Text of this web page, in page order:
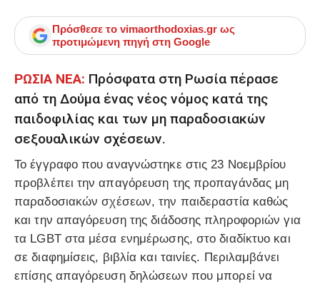
Πρόσθεσε το vimaorthodoxias.gr ως
προτιμώμενη πηγή στη Google
ΡΩΣΙΑ ΝΕΑ: Πρόσφατα στη Ρωσία πέρασε
από τη Δούμα ένας νέος νόμος κατά της
παιδοφιλίας και των μη παραδοσιακών
σεξουαλικών σχέσεων.
Το έγγραφο που αναγνώστηκε στις 23 Νοεμβρίου
προβλέπει την απαγόρευση της προπαγάνδας μη
παραδοσιακών σχέσεων, την παιδεραστία καθώς
και την απαγόρευση της διάδοσης πληροφοριών για
τα LGBT στα μέσα ενημέρωσης, στο διαδίκτυο και
σε διαφημίσεις, βιβλία και ταινίες. Περιλαμβάνει
επίσης απαγόρευση δηλώσεων που μπορεί να